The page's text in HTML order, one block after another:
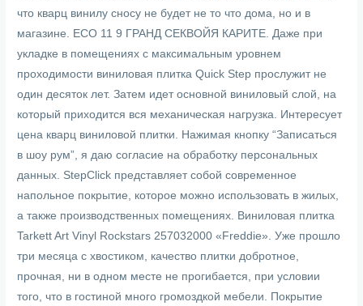
что кварц винилу сносу не будет не то что дома, но и в
магазине. ECO 11 9 ГРАНД СЕКВОЙЯ КАРИТЕ. Даже при
укладке в помещениях с максимальным уровнем
проходимости виниловая плитка Quick Step прослужит не
один десяток лет. Затем идет основной виниловый слой, на
который приходится вся механическая нагрузка. Интересует
цена кварц виниловой плитки. Нажимая кнопку “Записаться
в шоу рум”, я даю согласие на обработку персональных
данных. StepClick представляет собой современное
напольное покрытие, которое можно использовать в жилых,
а также производственных помещениях. Виниловая плитка
Tarkett Art Vinyl Rockstars 257032000 «Freddie». Уже прошло
три месяца с хвостиком, качество плитки добротное,
прочная, ни в одном месте не прогибается, при условии
того, что в гостиной много громоздкой мебели. Покрытие